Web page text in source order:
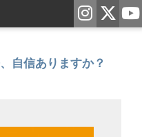
自信ありますか？